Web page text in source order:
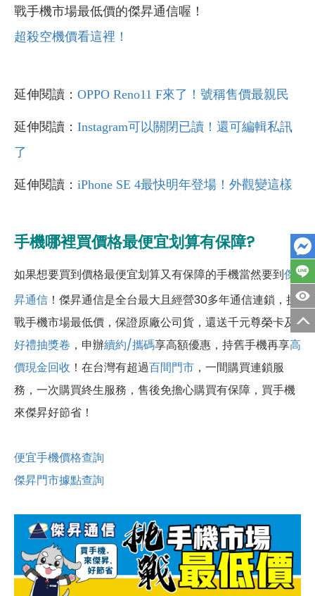
戰手機市場最低價的傑昇通信喔！
超殺空機價看這裡！
延伸閱讀： OPPO Reno11 F來了！號稱售價最親民
延伸閱讀： Instagram可以關閉已讀！還可編輯私訊
了
延伸閱讀： iPhone SE 4最快明年登場！外觀變這樣
手機哪裡買價格最便宜划算有保障?
如果想要買到價格最便宜划算又有保障的手機當然要到傑
昇通信 ！傑昇通信是全台最大且經營30多年通信連鎖，挑
戰手機市場最低價，保證原廠公司貨，還送千元尊榮卡及
好禮抽獎卷 ，申辦續約/攜碼享高額優惠，持舊手機再享高
價現金回收 ！ 在台灣有超過百間門市 ，一間購買連鎖服
務，一次購買終生服務，售後免擔心購買有保障，買手機
來傑昇好節省！
便宜手機價格查詢
傑昇門市據點查詢